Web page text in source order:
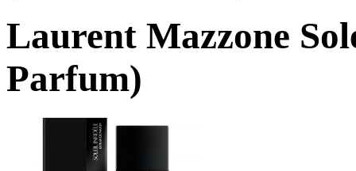
Laurent Mazzone
Parfum)